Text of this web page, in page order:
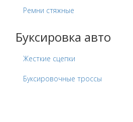
Ремни стяжные
Буксировка авто
Жесткие сцепки
Буксировочные троссы